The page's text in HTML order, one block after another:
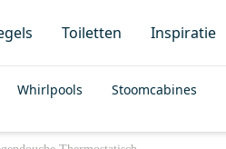
Toiletten Inspiratie
Whirlpools Stoomcabines